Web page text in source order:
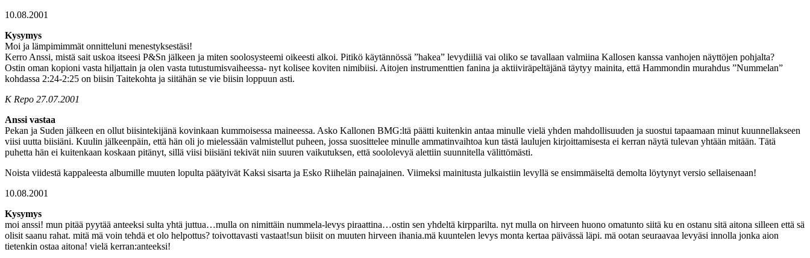
10.08.2001
Kysymys
Moi ja lämpimimmät onnitteluni menestyksestäsi!
Kerro Anssi, mistä sait uskoa itseesi P&Sn jälkeen ja miten soolosysteemi oikeesti alkoi. Pitikö käytännössä ”hakea” levydiiliä vai oliko se tavallaan valmiina Kallosen kanssa vanhojen näyttöjen pohjalta?
Ostin oman kopioni vasta hiljattain ja olen vasta tutustumisvaiheessa- nyt kolisee koviten nimibiisi. Aitojen instrumenttien fanina ja aktiiviräpeltäjänä täytyy mainita, että Hammondin murahdus ”Nummelan”
kohdassa 2:24-2:25 on biisin Taitekohta ja siitähän se vie biisin loppuun asti.
K Repo 27.07.2001
Anssi vastaa
Pekan ja Suden jälkeen en ollut biisintekijänä kovinkaan kummoisessa maineessa. Asko Kallonen BMG:ltä päätti kuitenkin antaa minulle vielä yhden mahdollisuuden ja suostui tapaamaan minut kuunnellakseen
viisi uutta biisiäni. Kuulin jälkeenpäin, että hän oli jo mielessään valmistellut puheen, jossa suosittelee minulle ammatinvaihtoa kun tästä laulujen kirjoittamisesta ei kerran näytä tulevan yhtään mitään. Tätä
puhetta hän ei kuitenkaan koskaan pitänyt, sillä viisi biisiäni tekivät niin suuren vaikutuksen, että soololevyä alettiin suunnitella välittömästi.
Noista viidestä kappaleesta albumille muuten lopulta päätyivät Kaksi sisarta ja Esko Riihelän painajainen. Viimeksi mainitusta julkaistiin levyllä se ensimmäiseltä demolta löytynyt versio sellaisenaan!
10.08.2001
Kysymys
moi anssi! mun pitää pyytää anteeksi sulta yhtä juttua…mulla on nimittäin nummela-levys piraattina…ostin sen yhdeltä kirpparilta. nyt mulla on hirveen huono omatunto siitä ku en ostanu sitä aitona silleen että sä
olisit saanu rahat. mitä mä voin tehdä et olo helpottus? toivottavasti vastaat!sun biisit on muuten hirveen ihania.mä kuuntelen levys monta kertaa päivässä läpi. mä ootan seuraavaa levyäsi innolla jonka aion
tietenkin ostaa aitona! vielä kerran:anteeksi!